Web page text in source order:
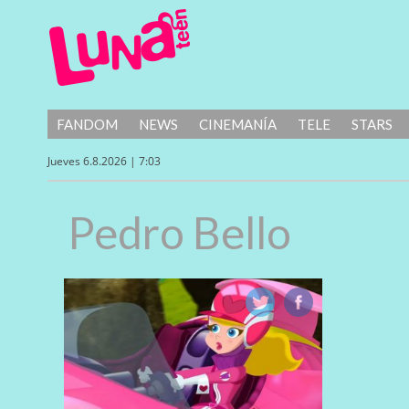
FANDOM NEWS CINEMANÍA TELE STARS
Jueves 6.8.2026 | 7:03
Pedro Bello